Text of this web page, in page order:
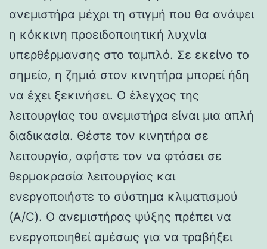
ανεμιστήρα μέχρι τη στιγμή που θα ανάψει
η κόκκινη προειδοποιητική λυχνία
υπερθέρμανσης στο ταμπλό. Σε εκείνο το
σημείο, η ζημιά στον κινητήρα μπορεί ήδη
να έχει ξεκινήσει. Ο έλεγχος της
λειτουργίας του ανεμιστήρα είναι μια απλή
διαδικασία. Θέστε τον κινητήρα σε
λειτουργία, αφήστε τον να φτάσει σε
θερμοκρασία λειτουργίας και
ενεργοποιήστε το σύστημα κλιματισμού
(A/C). Ο ανεμιστήρας ψύξης πρέπει να
ενεργοποιηθεί αμέσως για να τραβήξει